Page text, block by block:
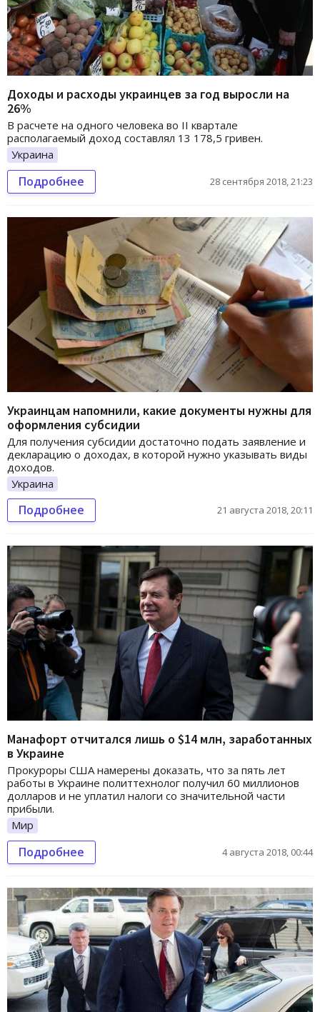
Доходы и расходы украинцев за год выросли на
26%
В расчете на одного человека во II квартале
располагаемый доход составлял 13 178,5 гривен.
Украина
Подробнее 28 сентября 2018, 21:23
Украинцам напомнили, какие документы нужны для
оформления субсидии
Для получения субсидии достаточно подать заявление и
декларацию о доходах, в которой нужно указывать виды
доходов.
Украина
Подробнее 21 августа 2018, 20:11
Манафорт отчитался лишь о $14 млн, заработанных
в Украине
Прокуроры США намерены доказать, что за пять лет
работы в Украине политтехнолог получил 60 миллионов
долларов и не уплатил налоги со значительной части
прибыли.
Мир
Подробнее 4 августа 2018, 00:44